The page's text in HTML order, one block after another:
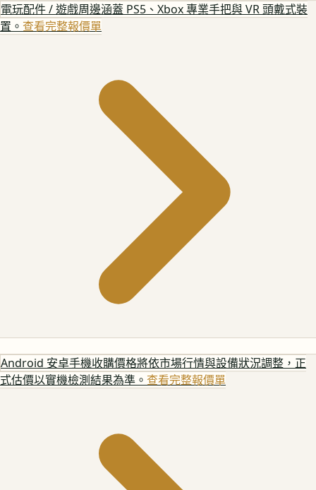
電玩配件 / 遊戲周邊涵蓋 PS5、Xbox 專業手把與 VR 頭戴式裝
置。 查看完整報價單
Android 安卓手機收購價格將依市場行情與設備狀況調整，正
式估價以實機檢測結果為準。 查看完整報價單